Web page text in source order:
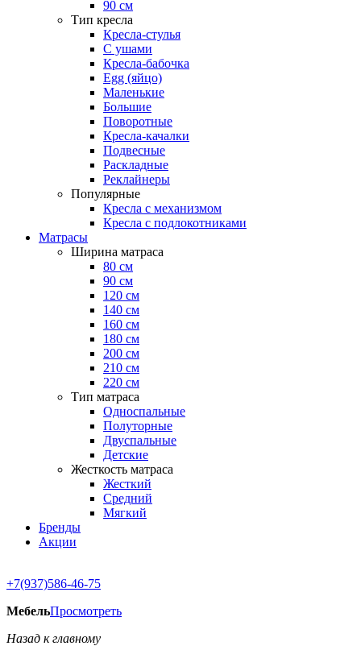
90 см
Тип кресла
Кресла-стулья
С ушами
Кресла-бабочка
Egg (яйцо)
Маленькие
Большие
Поворотные
Кресла-качалки
Подвесные
Раскладные
Реклайнеры
Популярные
Кресла с механизмом
Кресла с подлокотниками
Матрасы
Ширина матраса
80 см
90 см
120 см
140 см
160 см
180 см
200 см
210 см
220 см
Тип матраса
Односпальные
Полуторные
Двуспальные
Детские
Жесткость матраса
Жесткий
Средний
Мягкий
Бренды
Акции
+7(937)586-46-75
МебельПросмотреть
Назад к главному